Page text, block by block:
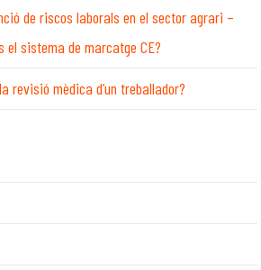
de riscos laborals en el sector agrari –
el sistema de marcatge CE?
revisió mèdica d’un treballador?